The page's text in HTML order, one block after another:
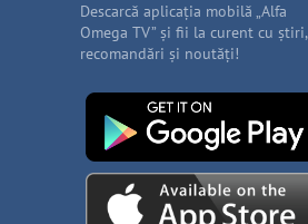
Descarcă aplicația mobilă „Alfa
Omega TV” și fii la curent cu știri,
recomandări și noutăți!